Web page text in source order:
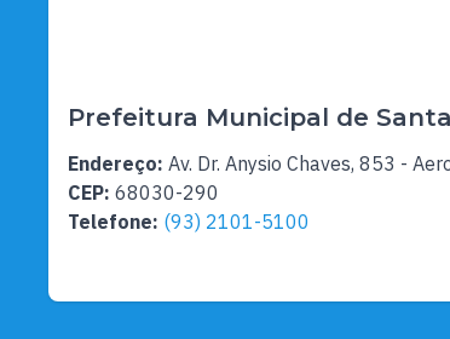
Prefeitura Municipal de
Endereço: Av. Dr. Anysio Chaves, 853 -
CEP: 68030-290
Telefone: (93) 2101-5100